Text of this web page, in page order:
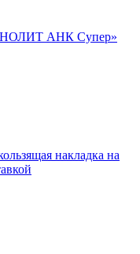
АНК Супер»
накладка на